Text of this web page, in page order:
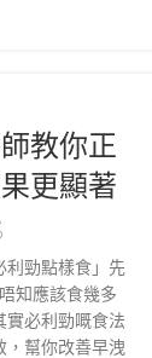
教你正
更顯著
利勁點樣食」先
知應該食幾多
實必利勁嘅食法
，幫你改善早洩